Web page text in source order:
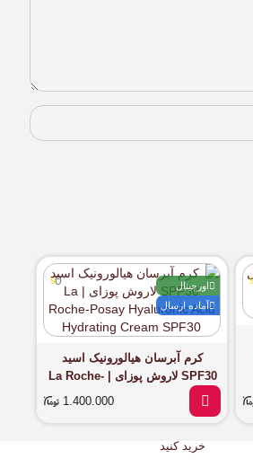
اورجینال
آماده ارسال
0
کرم آبرسان هیالورونیک اسید
SPF30 لاروش پوزای | La Roche-
Posay Hyaluronic Acid
Hydrating Cream SPF30
1.400.000
فروشگاه بیتا
عطر
تضمین
اصالت
محصولات
خرید کنید